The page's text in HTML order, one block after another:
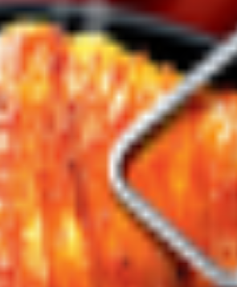
ул. Заводская, 25